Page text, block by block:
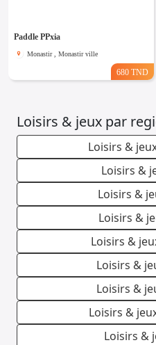
Paddle PPxia
Monastir , Monastir ville
680 TND
Loisirs & jeux par
Loisirs &
Loisirs &
Loisirs &
Loisirs &
Loisirs &
Loisirs &
Loisirs &
Loisirs &
Loisirs &